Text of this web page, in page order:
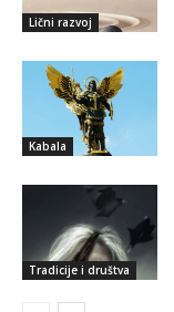
Lični razvoj
Kabala
Tradicije i društva